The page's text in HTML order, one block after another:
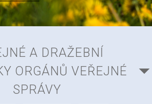
A DRAŽEBNÍ
ORGÁNŮ VEŘEJNÉ
SPRÁVY